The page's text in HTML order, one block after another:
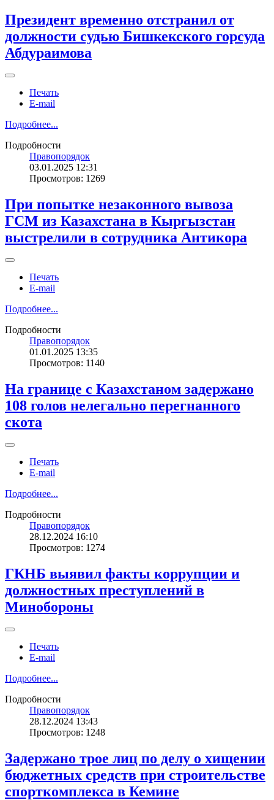
Президент временно отстранил от
должности судью Бишкекского горсуда
Абдураимова
Печать
E-mail
Подробнее...
Подробности
Правопорядок
03.01.2025 12:31
Просмотров: 1269
При попытке незаконного вывоза
ГСМ из Казахстана в Кыргызстан
выстрелили в сотрудника Антикора
Печать
E-mail
Подробнее...
Подробности
Правопорядок
01.01.2025 13:35
Просмотров: 1140
На границе с Казахстаном задержано
108 голов нелегально перегнанного
скота
Печать
E-mail
Подробнее...
Подробности
Правопорядок
28.12.2024 16:10
Просмотров: 1274
ГКНБ выявил факты коррупции и
должностных преступлений в
Минобороны
Печать
E-mail
Подробнее...
Подробности
Правопорядок
28.12.2024 13:43
Просмотров: 1248
Задержано трое лиц по делу о хищении
бюджетных средств при строительстве
спорткомплекса в Кемине